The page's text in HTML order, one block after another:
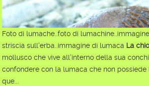
Foto di lumache..foto di
striscia sull'erba..immagine di lumaca La
mollusco che vive all'interno della sua
confondere con la lumaca che non
que...